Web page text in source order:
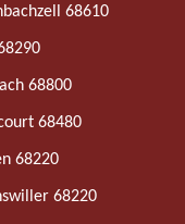
68610
68800
68480
68220
68220